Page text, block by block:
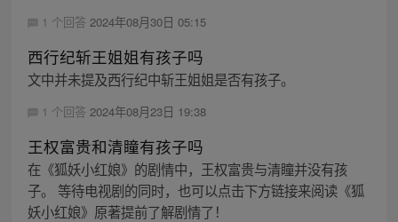
1 个回答 2024年08月30日 05:15
西行纪斩王姐姐有孩子吗
文中并未提及西行纪中斩王姐姐是否有孩子。
1 个回答 2024年08月23日 19:38
王权富贵和清瞳有孩子吗
在《狐妖小红娘》的剧情中，王权富贵与清瞳并没有孩
子。 等待电视剧的同时，也可以点击下方链接来阅读《狐
妖小红娘》原著提前了解剧情了！